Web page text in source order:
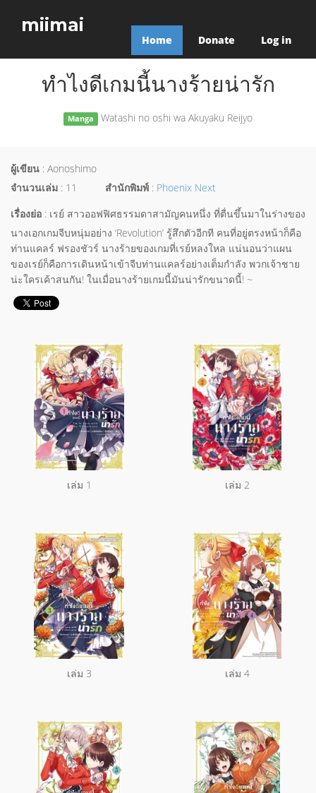
miimai
Home Donate Log in
ทำไงดีเกมนี้นางร้ายน่ารัก
Manga Watashi no oshi wa Akuyaku Reijyo
ผู้เขียน : Aonoshimo
จำนวนเล่ม : 11 สำนักพิมพ์ : Phoenix Next
เรื่องย่อ : เรย์ สาวออฟฟิศธรรมดาสามัญคนหนึ่ง ที่ตื่นขึ้นมาในร่างของ
นางเอกเกมจีบหนุ่มอย่าง ‘Revolution’ รู้สึกตัวอีกที คนที่อยู่ตรงหน้าก็คือ
ท่านแคลร์ ฟรองชัวร์ นางร้ายของเกมที่เรย์หลงใหล แน่นอนว่าแผน
ของเรย์ก็คือการเดินหน้าเข้าจีบท่านแคลร์อย่างเต็มกำลัง พวกเจ้าชาย
น่ะใครเค้าสนกัน! ในเมื่อนางร้ายเกมนี้มันน่ารักขนาดนี้! ~
เล่ม 1 เล่ม 2
เล่ม 3 เล่ม 4